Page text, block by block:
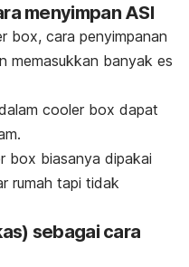
menyimpan ASI
box, cara penyimpanan
memasukkan banyak es
cooler box dapat
box biasanya dipakai
rumah tapi tidak
sebagai cara